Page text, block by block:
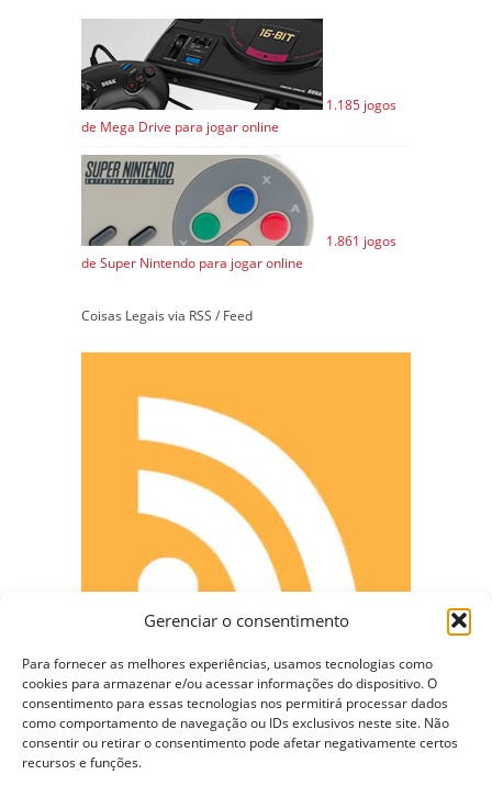
Gerenciar o consentimento
Para fornecer as melhores experiências, usamos tecnologias como
cookies para armazenar e/ou acessar informações do dispositivo. O
consentimento para essas tecnologias nos permitirá processar dados
como comportamento de navegação ou IDs exclusivos neste site. Não
consentir ou retirar o consentimento pode afetar negativamente certos
recursos e funções.
1.185 jogos
de Mega Drive para jogar online
1.861 jogos
de Super Nintendo para jogar online
Coisas Legais via RSS / Feed
CONECTE-SE